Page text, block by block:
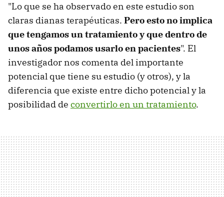
"Lo que se ha observado en este estudio son
claras dianas terapéuticas. Pero esto no implica
que tengamos un tratamiento y que dentro de
unos años podamos usarlo en pacientes". El
investigador nos comenta del importante
potencial que tiene su estudio (y otros), y la
diferencia que existe entre dicho potencial y la
posibilidad de convertirlo en un tratamiento.